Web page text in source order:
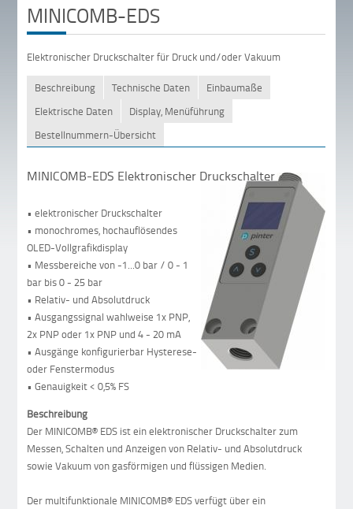
MINICOMB-EDS
Elektronischer Druckschalter für Druck und/oder Vakuum
Beschreibung Technische Daten
Einbaumaße
Elektrische Daten
Display, Menüführung
Bestellnummern-Übersicht
MINICOMB-EDS Elektronischer Druckschalter
• elektronischer Druckschalter
• monochromes, hochauflösendes
OLED-Vollgrafikdisplay
• Messbereiche von -1...0 bar / 0 - 1
bar bis 0 - 25 bar
• Relativ- und Absolutdruck
• Ausgangssignal wahlweise 1x PNP,
2x PNP oder 1x PNP und 4 - 20 mA
• Ausgänge konfigurierbar Hysterese-
oder Fenstermodus
• Genauigkeit < 0,5% FS
Beschreibung
Der MINICOMB® EDS ist ein elektronischer Druckschalter zum
Messen, Schalten und Anzeigen von Relativ- und Absolutdruck
sowie Vakuum von gasförmigen und flüssigen Medien.
Der multifunktionale MINICOMB® EDS verfügt über ein